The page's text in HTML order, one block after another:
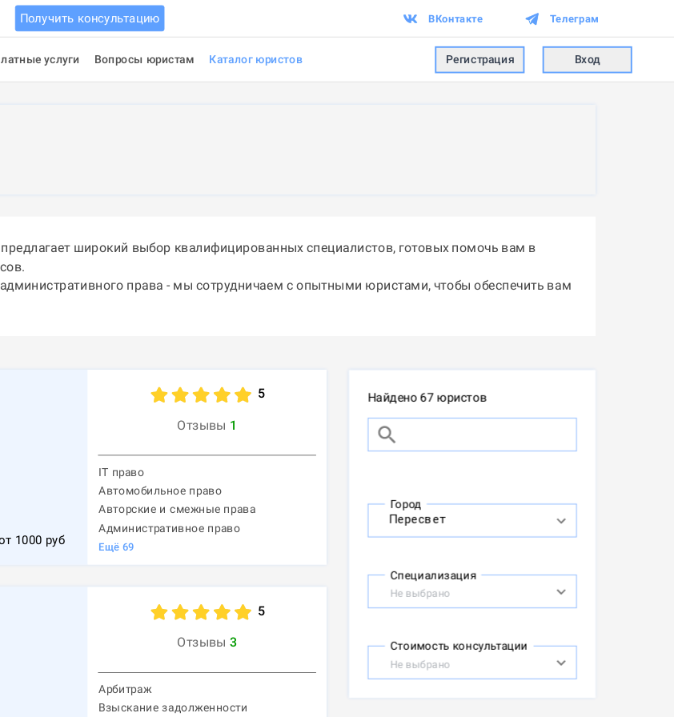
Получить консультацию ВКонтакте Телеграм
услуги Вопросы юристам Каталог юристов Регистрация Вход
широкий выбор квалифицированных специалистов, готовых помочь вам в
права - мы сотрудничаем с опытными юристами, чтобы обеспечить вам
1000 руб
5
Отзывы 1
IT право
Автомобильное право
Авторские и смежные права
Административное право
Ещё 69
5
Отзывы 3
Арбитраж
Взыскание задолженности
Найдено 67 юристов
Город
Специализация
Не выбрано
Стоимость консультации
Не выбрано